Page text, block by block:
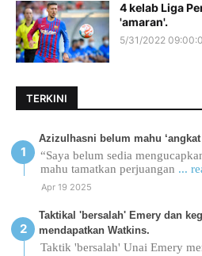
4 kelab Liga
'amaran'.
5/31/2022
TERKINI
Azizulhasni belum mahu ‘angkat
“Saya belum sedia
mahu tamatkan perjuangan ...
Apr 19 2025
Taktikal 'bersalah' Emery dan
mendapatkan Watkins.
Taktik 'bersalah' Unai Emery